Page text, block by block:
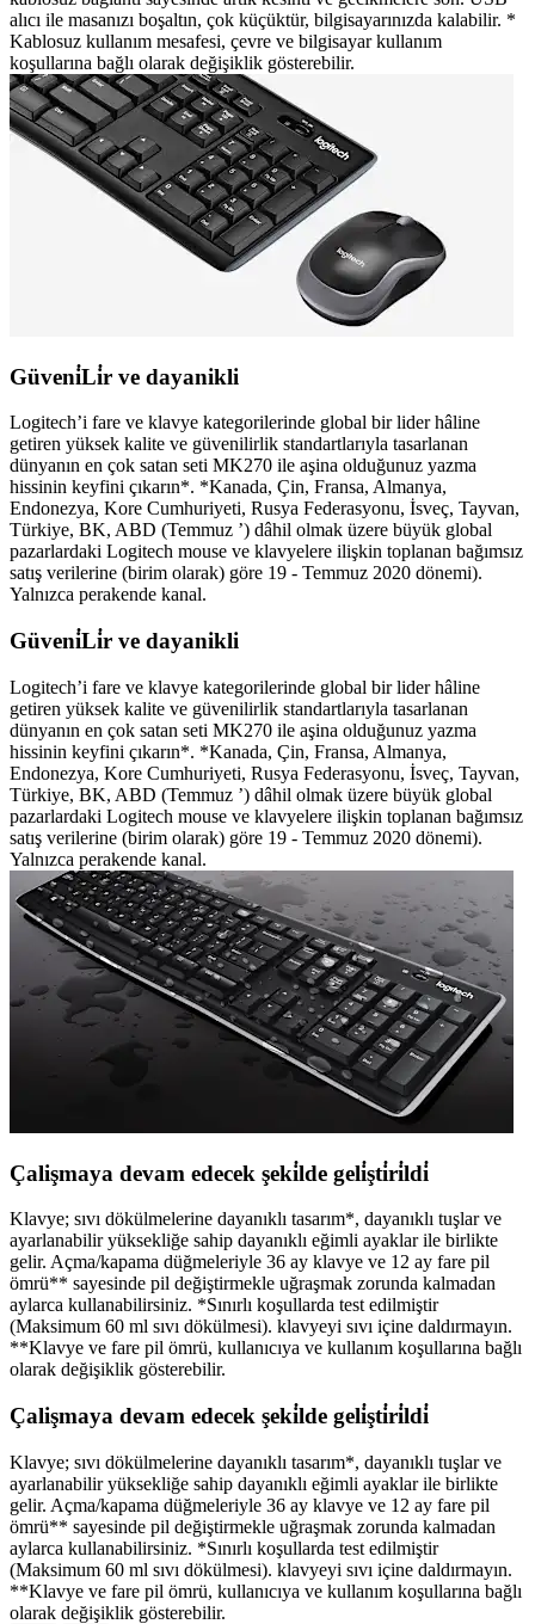
alıcı ile masanızı boşaltın, çok küçüktür, bilgisayarınızda kalabilir. *
Kablosuz kullanım mesafesi, çevre ve bilgisayar kullanım
koşullarına bağlı olarak değişiklik gösterebilir.
Güveni̇Li̇r ve dayanikli
Logitech’i fare ve klavye kategorilerinde global bir lider hâline
getiren yüksek kalite ve güvenilirlik standartlarıyla tasarlanan
dünyanın en çok satan seti MK270 ile aşina olduğunuz yazma
hissinin keyfini çıkarın*. *Kanada, Çin, Fransa, Almanya,
Endonezya, Kore Cumhuriyeti, Rusya Federasyonu, İsveç, Tayvan,
Türkiye, BK, ABD (Temmuz ’) dâhil olmak üzere büyük global
pazarlardaki Logitech mouse ve klavyelere ilişkin toplanan bağımsız
satış verilerine (birim olarak) göre 19 - Temmuz 2020 dönemi).
Yalnızca perakende kanal.
Güveni̇Li̇r ve dayanikli
Logitech’i fare ve klavye kategorilerinde global bir lider hâline
getiren yüksek kalite ve güvenilirlik standartlarıyla tasarlanan
dünyanın en çok satan seti MK270 ile aşina olduğunuz yazma
hissinin keyfini çıkarın*. *Kanada, Çin, Fransa, Almanya,
Endonezya, Kore Cumhuriyeti, Rusya Federasyonu, İsveç, Tayvan,
Türkiye, BK, ABD (Temmuz ’) dâhil olmak üzere büyük global
pazarlardaki Logitech mouse ve klavyelere ilişkin toplanan bağımsız
satış verilerine (birim olarak) göre 19 - Temmuz 2020 dönemi).
Yalnızca perakende kanal.
Çalişmaya devam edecek şeki̇lde geli̇şti̇ri̇ldi̇
Klavye; sıvı dökülmelerine dayanıklı tasarım*, dayanıklı tuşlar ve
ayarlanabilir yüksekliğe sahip dayanıklı eğimli ayaklar ile birlikte
gelir. Açma/kapama düğmeleriyle 36 ay klavye ve 12 ay fare pil
ömrü** sayesinde pil değiştirmekle uğraşmak zorunda kalmadan
aylarca kullanabilirsiniz. *Sınırlı koşullarda test edilmiştir
(Maksimum 60 ml sıvı dökülmesi). klavyeyi sıvı içine daldırmayın.
**Klavye ve fare pil ömrü, kullanıcıya ve kullanım koşullarına bağlı
olarak değişiklik gösterebilir.
Çalişmaya devam edecek şeki̇lde geli̇şti̇ri̇ldi̇
Klavye; sıvı dökülmelerine dayanıklı tasarım*, dayanıklı tuşlar ve
ayarlanabilir yüksekliğe sahip dayanıklı eğimli ayaklar ile birlikte
gelir. Açma/kapama düğmeleriyle 36 ay klavye ve 12 ay fare pil
ömrü** sayesinde pil değiştirmekle uğraşmak zorunda kalmadan
aylarca kullanabilirsiniz. *Sınırlı koşullarda test edilmiştir
(Maksimum 60 ml sıvı dökülmesi). klavyeyi sıvı içine daldırmayın.
**Klavye ve fare pil ömrü, kullanıcıya ve kullanım koşullarına bağlı
olarak değişiklik gösterebilir.